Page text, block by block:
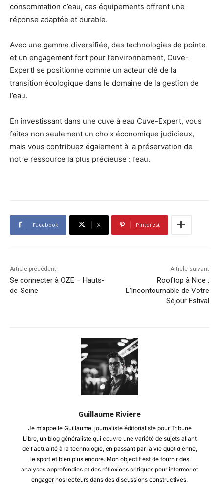
consommation d’eau, ces équipements offrent une
réponse adaptée et durable.
Avec une gamme diversifiée, des technologies de pointe
et un engagement fort pour l’environnement, Cuve-
Expertl se positionne comme un acteur clé de la
transition écologique dans le domaine de la gestion de
l’eau.
En investissant dans une cuve à eau Cuve-Expert, vous
faites non seulement un choix économique judicieux,
mais vous contribuez également à la préservation de
notre ressource la plus précieuse : l’eau.
Facebook X Pinterest
Article précédent
Se connecter à OZE – Hauts-
de-Seine
Article suivant
Rooftop à Nice :
L’Incontournable de Votre
Séjour Estival
Guillaume Riviere
Je m'appelle Guillaume, journaliste éditorialiste pour Tribune
Libre, un blog généraliste qui couvre une variété de sujets allant
de l'actualité à la technologie, en passant par la vie quotidienne,
le sport et bien plus encore. Mon objectif est de fournir des
analyses approfondies et des réflexions critiques pour informer et
engager nos lecteurs dans des discussions constructives.